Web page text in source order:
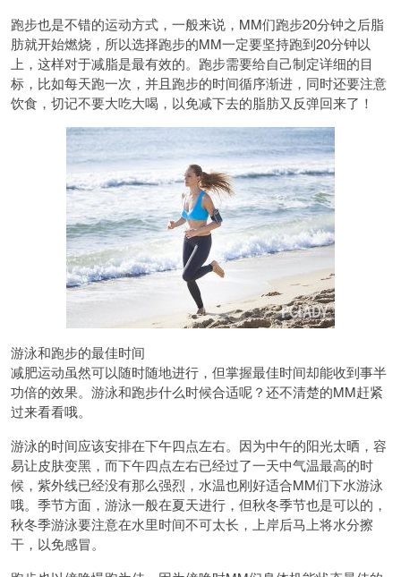
跑步也是不错的运动方式，一般来说，MM们跑步20分钟之后脂
肪就开始燃烧，所以选择跑步的MM一定要坚持跑到20分钟以
上，这样对于减脂是最有效的。跑步需要给自己制定详细的目
标，比如每天跑一次，并且跑步的时间循序渐进，同时还要注意
饮食，切记不要大吃大喝，以免减下去的脂肪又反弹回来了！
游泳和跑步的最佳时间
减肥运动虽然可以随时随地进行，但掌握最佳时间却能收到事半
功倍的效果。游泳和跑步什么时候合适呢？还不清楚的MM赶紧
过来看看哦。
游泳的时间应该安排在下午四点左右。因为中午的阳光太晒，容
易让皮肤变黑，而下午四点左右已经过了一天中气温最高的时
候，紫外线已经没有那么强烈，水温也刚好适合MM们下水游泳
哦。季节方面，游泳一般在夏天进行，但秋冬季节也是可以的，
秋冬季游泳要注意在水里时间不可太长，上岸后马上将水分擦
干，以免感冒。